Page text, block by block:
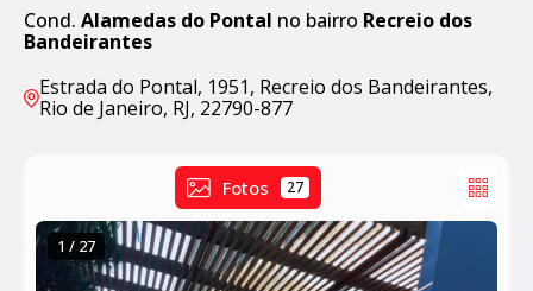
Cond. Alamedas do Pontal no bairro Recreio dos
Bandeirantes
Estrada do Pontal, 1951, Recreio dos Bandeirantes,
Rio de Janeiro, RJ, 22790-877
Fotos 27
1 / 27